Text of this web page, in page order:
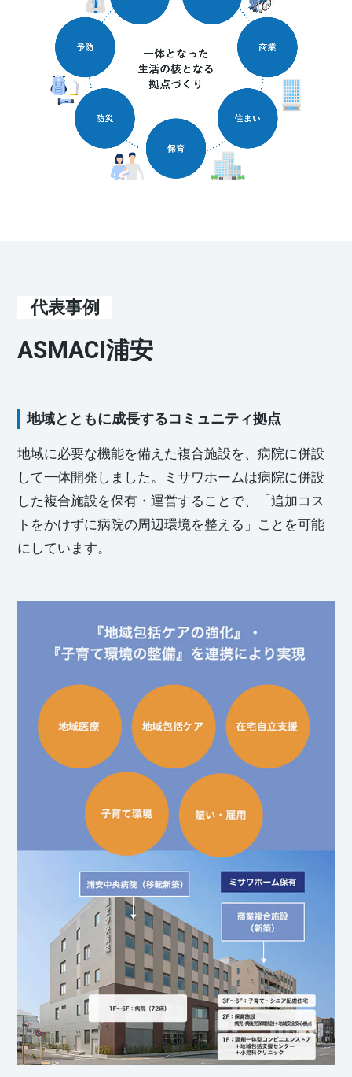
代表事例
ASMACI浦安
地域とともに成長するコミュニティ拠点
地域に必要な機能を備えた複合施設を、病院に併設
して一体開発しました。ミサワホームは病院に併設
した複合施設を保有・運営することで、「追加コス
トをかけずに病院の周辺環境を整える」ことを可能
にしています。